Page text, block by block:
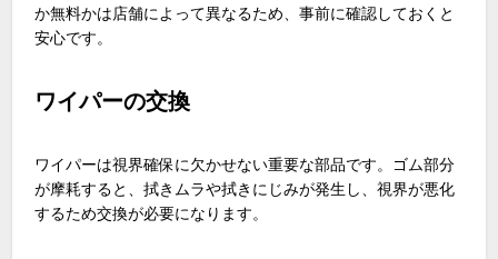
か無料かは店舗によって異なるため、事前に確認しておくと
安心です。
ワイパーの交換
ワイパーは視界確保に欠かせない重要な部品です。ゴム部分
が摩耗すると、拭きムラや拭きにじみが発生し、視界が悪化
するため交換が必要になります。